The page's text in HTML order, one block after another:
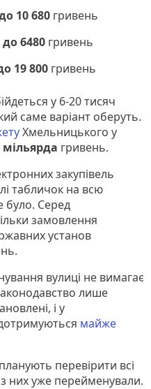
10 680 гривень
до 6480 гривень
19 800 гривень
у 6-20 тисяч
саме варіант оберуть.
Хмельницького у
гривень.
закупівель
табличок на всю
було. Серед
замовлення
установ
вулиці не вимагає
лише
і у
майже
перевірити всі
них уже перейменували.